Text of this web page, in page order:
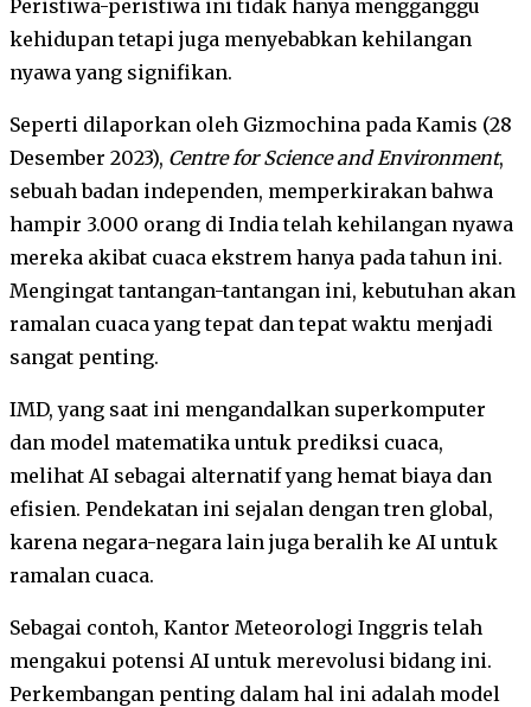
Peristiwa-peristiwa ini tidak hanya mengganggu
kehidupan tetapi juga menyebabkan kehilangan
nyawa yang signifikan.
Seperti dilaporkan oleh Gizmochina pada Kamis (28
Desember 2023), Centre for Science and Environment,
sebuah badan independen, memperkirakan bahwa
hampir 3.000 orang di India telah kehilangan nyawa
mereka akibat cuaca ekstrem hanya pada tahun ini.
Mengingat tantangan-tantangan ini, kebutuhan akan
ramalan cuaca yang tepat dan tepat waktu menjadi
sangat penting.
IMD, yang saat ini mengandalkan superkomputer
dan model matematika untuk prediksi cuaca,
melihat AI sebagai alternatif yang hemat biaya dan
efisien. Pendekatan ini sejalan dengan tren global,
karena negara-negara lain juga beralih ke AI untuk
ramalan cuaca.
Sebagai contoh, Kantor Meteorologi Inggris telah
mengakui potensi AI untuk merevolusi bidang ini.
Perkembangan penting dalam hal ini adalah model